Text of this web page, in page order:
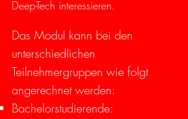
Deep-Tech interessieren.
Das Modul kann bei den
unterschiedlichen
Teilnehmergruppen wie folgt
angerechnet werden:
Bachelorstudierende: